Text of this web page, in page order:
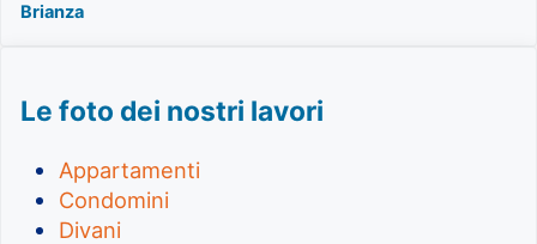
Brianza
Le foto dei nostri lavori
Appartamenti
Condomini
Divani